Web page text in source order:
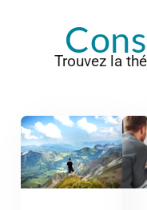
Trouvez la